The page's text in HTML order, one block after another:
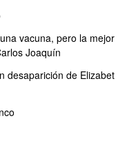
vacuna, pero la mejor
Joaquín
desaparición de Elizabet